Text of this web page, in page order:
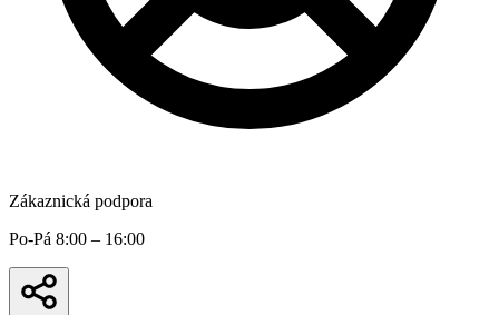
Zákaznická podpora
Po-Pá 8:00 – 16:00